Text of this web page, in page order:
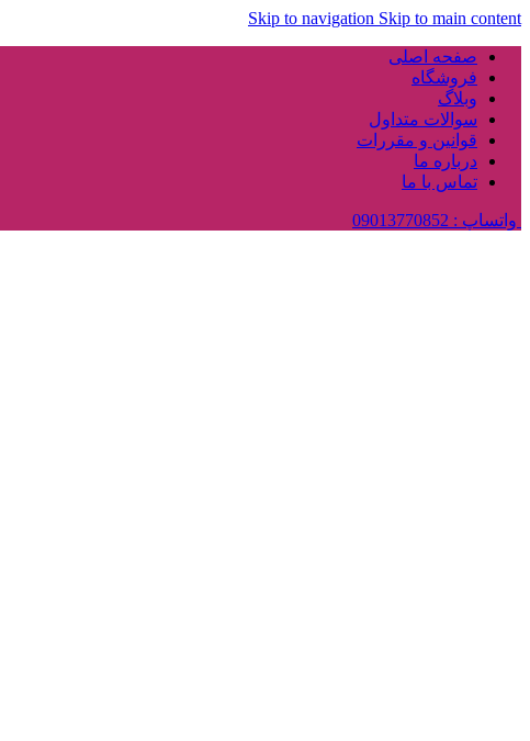
Skip to navigation Skip to main content
صفحه اصلی
فروشگاه
وبلاگ
سوالات متداول
قوانین و مقررات
درباره ما
تماس با ما
واتساپ : 09013770852